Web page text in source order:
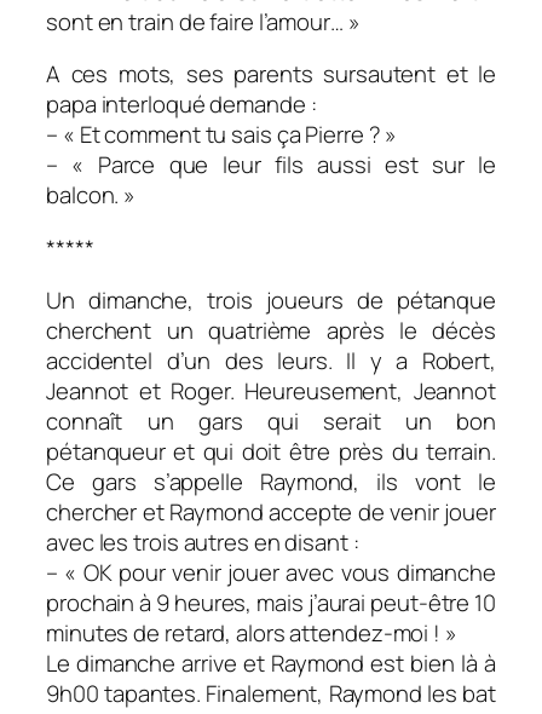
sont en train de faire l’amour… »
A ces mots, ses parents sursautent et le
papa interloqué demande :
– « Et comment tu sais ça Pierre ? »
– « Parce que leur fils aussi est sur le
balcon. »
*****
Un dimanche, trois joueurs de pétanque
cherchent un quatrième après le décès
accidentel d’un des leurs. Il y a Robert,
Jeannot et Roger. Heureusement, Jeannot
connaît un gars qui serait un bon
pétanqueur et qui doit être près du terrain.
Ce gars s’appelle Raymond, ils vont le
chercher et Raymond accepte de venir jouer
avec les trois autres en disant :
– « OK pour venir jouer avec vous dimanche
prochain à 9 heures, mais j’aurai peut-être 10
minutes de retard, alors attendez-moi ! »
Le dimanche arrive et Raymond est bien là à
9h00 tapantes. Finalement, Raymond les bat